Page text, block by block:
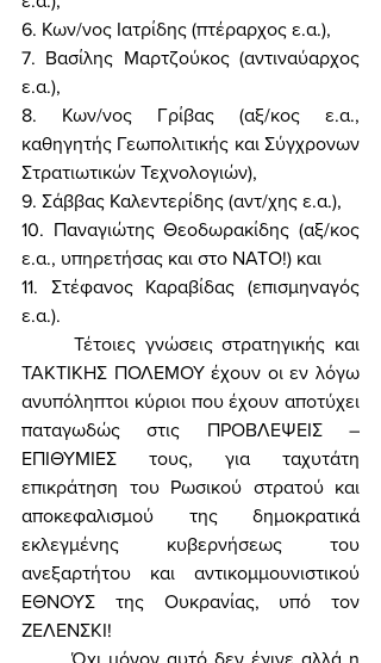
6. Κων/νος Ιατρίδης (πτέραρχος ε.α.),
7. Βασίλης Μαρτζούκος (αντιναύαρχος
ε.α.),
8. Κων/νος Γρίβας (αξ/κος ε.α.,
καθηγητής Γεωπολιτικής και Σύγχρονων
Στρατιωτικών Τεχνολογιών),
9. Σάββας Καλεντερίδης (αντ/χης ε.α.),
10. Παναγιώτης Θεοδωρακίδης (αξ/κος
ε.α., υπηρετήσας και στο ΝΑΤΟ!) και
11. Στέφανος Καραβίδας (επισμηναγός
ε.α.).
ΤΑΚΤΙΚΗΣ ΠΟΛΕΜΟΥ έχουν οι εν λόγω
ανυπόληπτοι κύριοι που έχουν αποτύχει
παταγωδώς στις ΠΡΟΒΛΕΨΕΙΣ –
ΕΠΙΘΥΜΙΕΣ τους, για ταχυτάτη
επικράτηση του Ρωσικού στρατού και
αποκεφαλισμού της δημοκρατικά
εκλεγμένης κυβερνήσεως του
ανεξαρτήτου και αντικομμουνιστικού
ΕΘΝΟΥΣ της Ουκρανίας, υπό τον
ΖΕΛΕΝΣΚΙ!